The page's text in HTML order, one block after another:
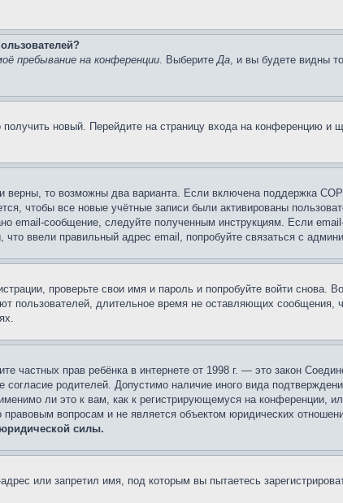
пребывание на конференции. ВыберитеДа, и вы будете видны
новый. Перейдите на страницу входа на конференцию и
то возможны два варианта. Если включена поддержка
чтобы все новые учётные записи были активированы
email-сообщение, следуйте полученным инструкциям. Если
ввели правильный адрес email, попробуйте связаться с
проверьте свои имя и пароль и попробуйте войти
пользователей, длительное время не оставляющих
частных прав ребёнка в интернете от 1998 г. — это закон
родителей. Допустимо наличие иного вида
ли это к вам, как к регистрирующемуся на конференции,
вопросам и не является объектом юридических
силы.
или запретил имя, под которым вы пытаетесь